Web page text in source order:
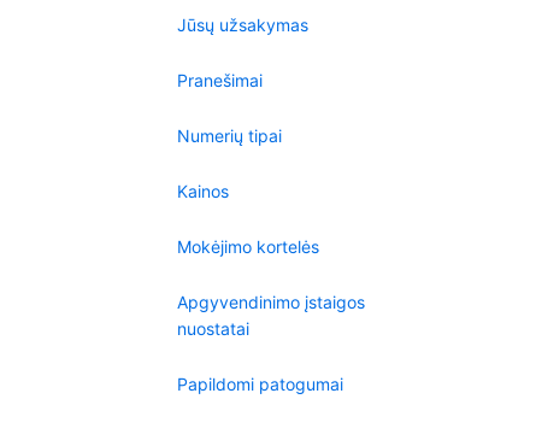
Jūsų užsakymas
Pranešimai
Numerių tipai
Kainos
Mokėjimo kortelės
Apgyvendinimo įstaigos
nuostatai
Papildomi patogumai